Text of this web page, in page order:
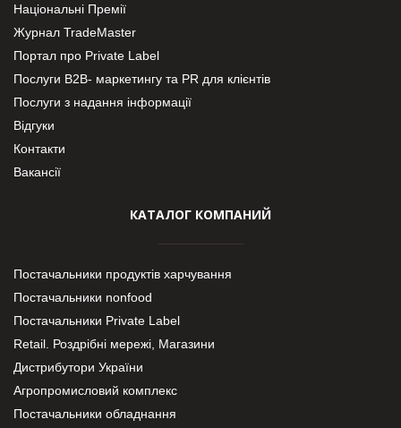
Національні Премії
Журнал TradeMaster
Портал про Private Label
Послуги В2В- маркетингу та PR для клієнтів
Послуги з надання інформації
Відгуки
Контакти
Вакансії
КАТАЛОГ КОМПАНИЙ
Постачальники продуктів харчування
Постачальники nonfood
Постачальники Private Label
Retail. Роздрібні мережі, Магазини
Дистрибутори України
Агропромисловий комплекс
Постачальники обладнання